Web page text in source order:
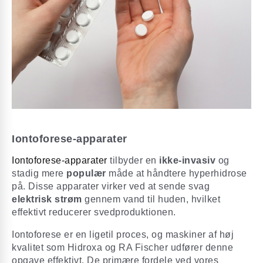
Iontoforese-apparater
Iontoforese-apparater tilbyder en ikke-invasiv og
stadig mere populær måde at håndtere hyperhidrose
på. Disse apparater virker ved at sende svag
elektrisk strøm gennem vand til huden, hvilket
effektivt reducerer svedproduktionen.
Iontoforese er en ligetil proces, og maskiner af høj
kvalitet som Hidroxa og RA Fischer udfører denne
opgave effektivt. De primære fordele ved vores